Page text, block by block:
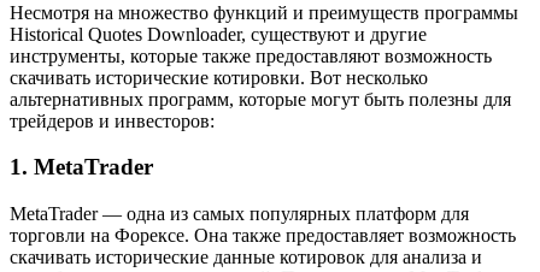
Несмотря на множество функций и преимуществ программы
Historical Quotes Downloader, существуют и другие
инструменты, которые также предоставляют возможность
скачивать исторические котировки. Вот несколько
альтернативных программ, которые могут быть полезны для
трейдеров и инвесторов:
1. MetaTrader
MetaTrader — одна из самых популярных платформ для
торговли на Форексе. Она также предоставляет возможность
скачивать исторические данные котировок для анализа и